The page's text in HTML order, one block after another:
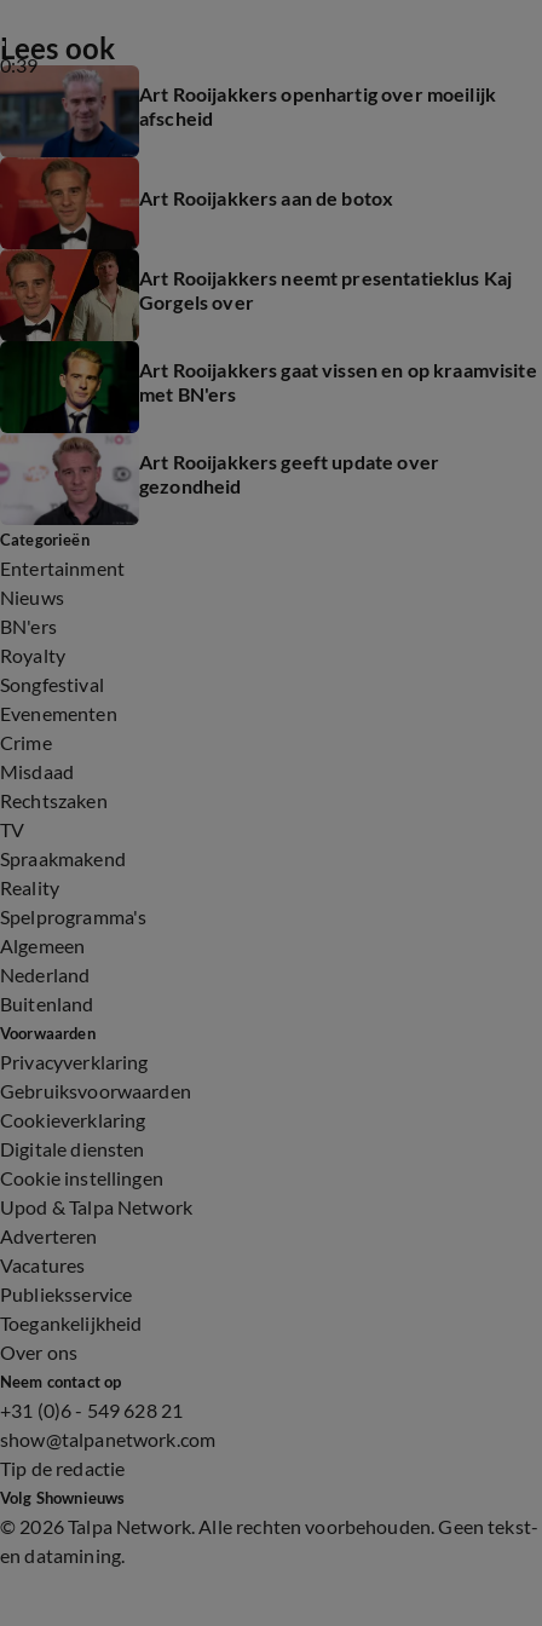
0:39
Lees ook
Art Rooijakkers openhartig over moeilijk
afscheid
Art Rooijakkers aan de botox
Art Rooijakkers neemt presentatieklus Kaj
Gorgels over
Art Rooijakkers gaat vissen en op kraamvisite
met BN'ers
Art Rooijakkers geeft update over
gezondheid
Categorieën
Entertainment
Nieuws
BN'ers
Royalty
Songfestival
Evenementen
Crime
Misdaad
Rechtszaken
TV
Spraakmakend
Reality
Spelprogramma's
Algemeen
Nederland
Buitenland
Voorwaarden
Privacyverklaring
Gebruiksvoorwaarden
Cookieverklaring
Digitale diensten
Cookie instellingen
Upod & Talpa Network
Adverteren
Vacatures
Publieksservice
Toegankelijkheid
Over ons
Neem contact op
+31 (0)6 - 549 628 21
show@talpanetwork.com
Tip de redactie
Volg Shownieuws
© 2026 Talpa Network. Alle rechten voorbehouden. Geen tekst-
en datamining.